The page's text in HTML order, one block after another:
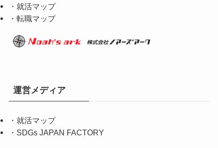
・就活マップ
・転職マップ
運営メディア
・ 就活マップ
・ SDGs JAPAN FACTORY